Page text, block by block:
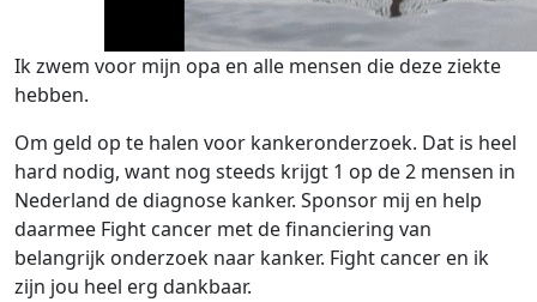
Ik zwem voor mijn opa en alle mensen die deze ziekte
hebben.
Om geld op te halen voor kankeronderzoek. Dat is heel
hard nodig, want nog steeds krijgt 1 op de 2 mensen in
Nederland de diagnose kanker. Sponsor mij en help
daarmee Fight cancer met de financiering van
belangrijk onderzoek naar kanker. Fight cancer en ik
zijn jou heel erg dankbaar.